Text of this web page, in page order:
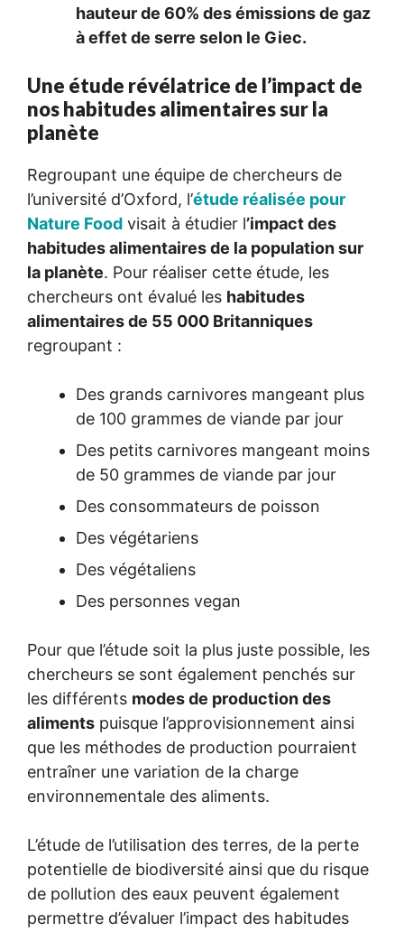
hauteur de 60% des émissions de gaz
à effet de serre selon le Giec.
Une étude révélatrice de l’impact de
nos habitudes alimentaires sur la
planète
Regroupant une équipe de chercheurs de
l’université d’Oxford, l’étude réalisée pour
Nature Food visait à étudier l’impact des
habitudes alimentaires de la population sur
la planète. Pour réaliser cette étude, les
chercheurs ont évalué les habitudes
alimentaires de 55 000 Britanniques
regroupant :
Des grands carnivores mangeant plus
de 100 grammes de viande par jour
Des petits carnivores mangeant moins
de 50 grammes de viande par jour
Des consommateurs de poisson
Des végétariens
Des végétaliens
Des personnes vegan
Pour que l’étude soit la plus juste possible, les
chercheurs se sont également penchés sur
les différents modes de production des
aliments puisque l’approvisionnement ainsi
que les méthodes de production pourraient
entraîner une variation de la charge
environnementale des aliments.
L’étude de l’utilisation des terres, de la perte
potentielle de biodiversité ainsi que du risque
de pollution des eaux peuvent également
permettre d’évaluer l’impact des habitudes